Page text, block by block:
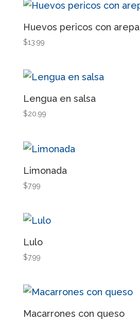
Huevos pericos con arepa
$13.99
Lengua en salsa
$20.99
Limonada
$7.99
Lulo
$7.99
Macarrones con queso